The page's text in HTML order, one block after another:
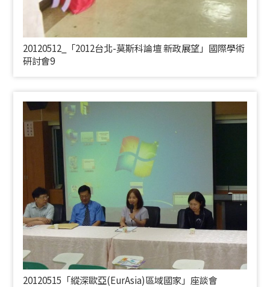
20120512_「2012台北-莫斯科論壇 新政展望」國際學術
研討會9
20120515「縱深歐亞(EurAsia)區域國家」座談會